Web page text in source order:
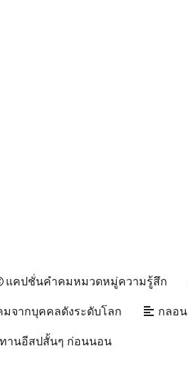
แคปชั่นคำคมหมวดหมู่ความรู้สึก
จากบุคคลดังระดับโลก กลอน
านอีสปสั้นๆ ก่อนนอน